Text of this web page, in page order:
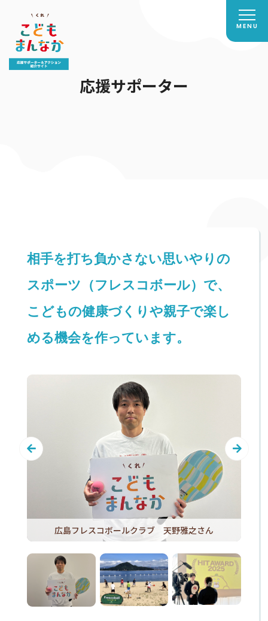
応援サポーター
相手を打ち負かさない思いやりの
スポーツ（フレスコボール）で、
こどもの健康づくりや親子で楽し
める機会を作っています。
広島フレスコボールクラブ 天野雅之さん